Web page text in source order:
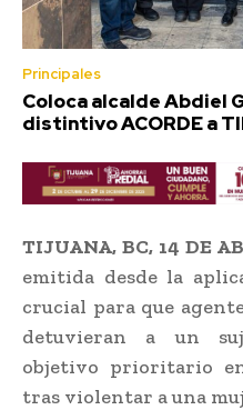
Principales
Coloca alcalde Abdiel
distintivo ACORDE a
TIJUANA, BC, 14 DE
emitida desde la
crucial para que
detuvieran a un
objetivo prioritario
tras violentar a una